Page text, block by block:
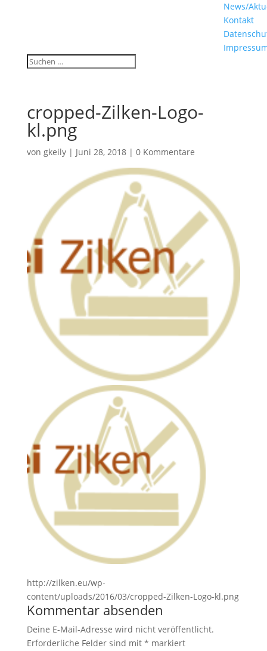
News/
Kontakt
cropped-Zilken-Logo-
kl.png
von gkeily| Juni 28, 2018| 0 Kommentare
http://zilken.eu/wp-
content/uploads/2016/03/cropped-Zilken-Logo-kl.png
Kommentar absenden
Deine E-Mail-Adresse wird nicht veröffentlicht.
Erforderliche Felder sind mit * markiert